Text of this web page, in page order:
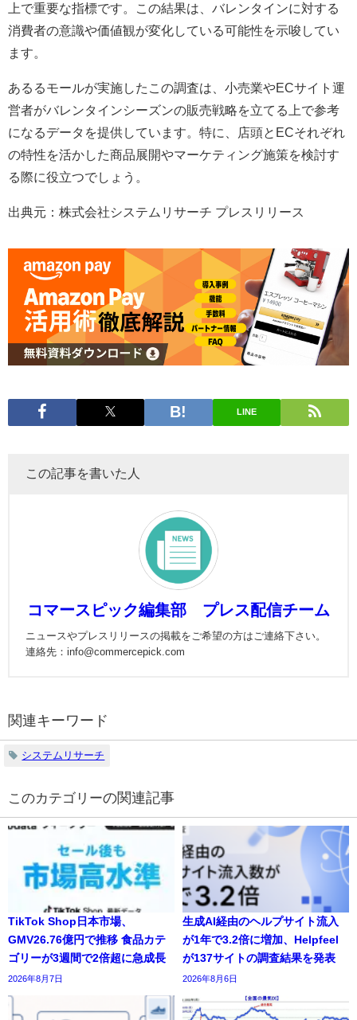
上で重要な指標です。この結果は、バレンタインに対する
消費者の意識や価値観が変化している可能性を示唆してい
ます。
あるるモールが実施したこの調査は、小売業やECサイト運
営者がバレンタインシーズンの販売戦略を立てる上で参考
になるデータを提供しています。特に、店頭とECそれぞれ
の特性を活かした商品展開やマーケティング施策を検討す
る際に役立つでしょう。
出典元：株式会社システムリサーチ プレスリリース
LINE
この記事を書いた人
コマースピック編集部 プレス配信チーム
ニュースやプレスリリースの掲載をご希望の方はご連絡下さい。
連絡先：info@commercepick.com
関連キーワード
システムリサーチ
の関連記事
TikTok Shop日本市場、
GMV26.76億円で推移 食品カテ
ゴリーが3週間で2倍超に急成長
2026年8月7日
生成AI経由のヘルプサイト流入
が1年で3.2倍に増加、Helpfeel
が137サイトの調査結果を発表
2026年8月6日